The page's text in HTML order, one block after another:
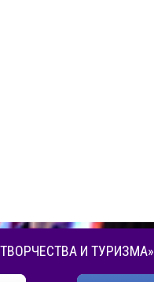
И ТУРИЗМА»